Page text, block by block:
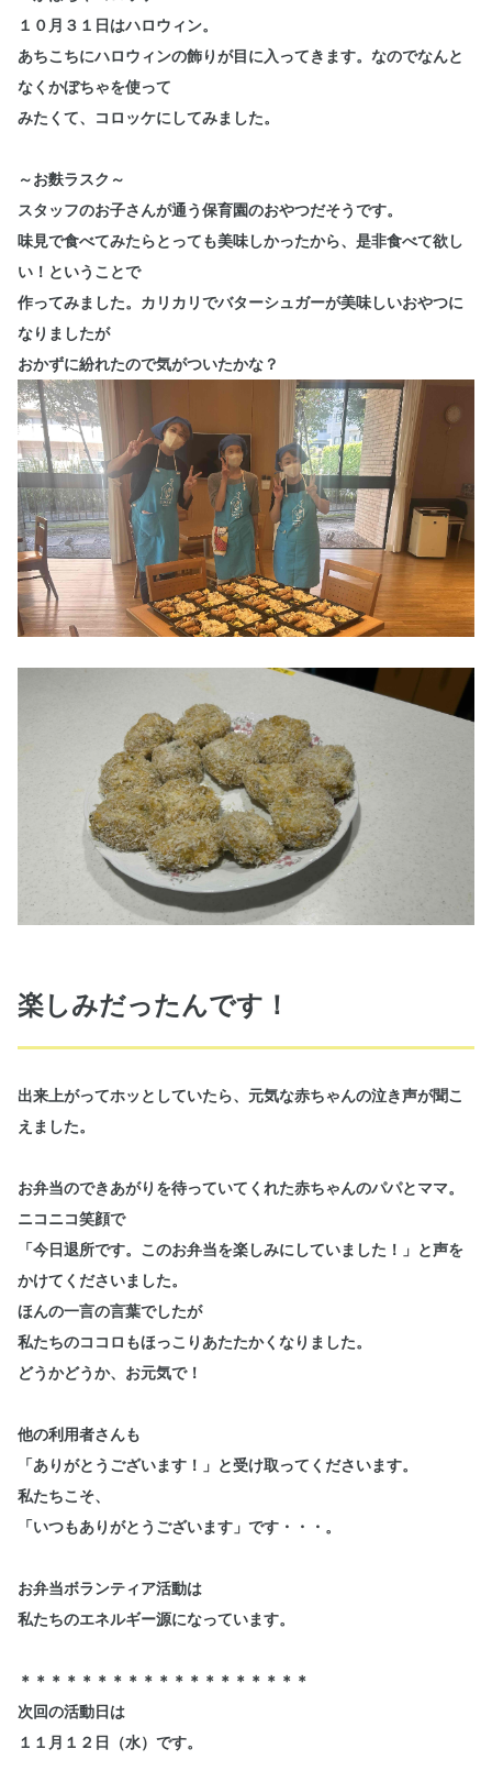
１０月３１日はハロウィン。
あちこちにハロウィンの飾りが目に入ってきます。なのでなんと
なくかぼちゃを使って
みたくて、コロッケにしてみました。
～お麩ラスク～
スタッフのお子さんが通う保育園のおやつだそうです。
味見で食べてみたらとっても美味しかったから、是非食べて欲し
い！ということで
作ってみました。カリカリでバターシュガーが美味しいおやつに
なりましたが
おかずに紛れたので気がついたかな？
楽しみだったんです！
出来上がってホッとしていたら、元気な赤ちゃんの泣き声が聞こ
えました。
お弁当のできあがりを待っていてくれた赤ちゃんのパパとママ。
ニコニコ笑顔で
「今日退所です。このお弁当を楽しみにしていました！」と声を
かけてくださいました。
ほんの一言の言葉でしたが
私たちのココロもほっこりあたたかくなりました。
どうかどうか、お元気で！
他の利用者さんも
「ありがとうございます！」と受け取ってくださいます。
私たちこそ、
「いつもありがとうございます」です・・・。
お弁当ボランティア活動は
私たちのエネルギー源になっています。
＊＊＊＊＊＊＊＊＊＊＊＊＊＊＊＊＊＊＊
次回の活動日は
１１月１２日（水）です。